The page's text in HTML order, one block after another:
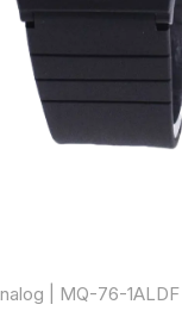
| MQ-76-1ALDF